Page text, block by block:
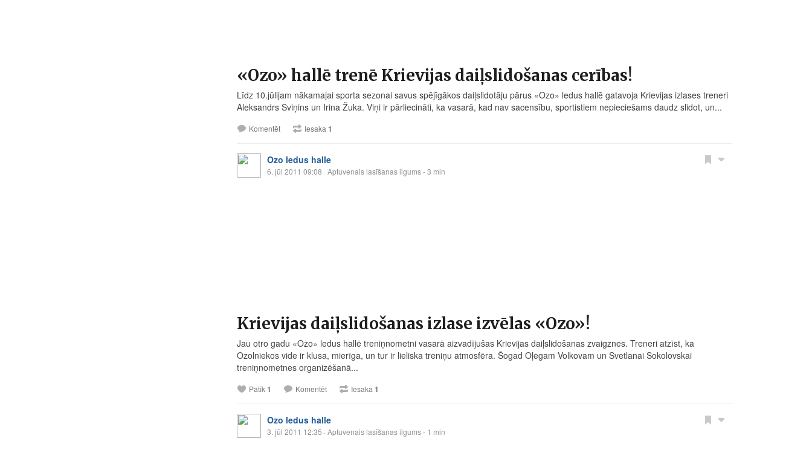
«Ozo» hallē trenē Krievijas daiļslidošanas cerības!
Līdz 10.jūlijam nākamajai sporta sezonai savus spējīgākos daiļslidotāju pārus «Ozo» ledus hallē gatavoja Krievijas izlases treneri
Aleksandrs Sviņins un Irina Žuka. Viņi ir pārliecināti, ka vasarā, kad nav sacensību, sportistiem nepieciešams daudz slidot, un...
Komentēt Iesaka 1
Ozo ledus halle
6. jūl 2011 09:08 · Aptuvenais lasīšanas ilgums - 3 min
Krievijas daiļslidošanas izlase izvēlas «Ozo»!
Jau otro gadu «Ozo» ledus hallē treniņnometni vasarā aizvadījušas Krievijas daiļslidošanas zvaigznes. Treneri atzīst, ka
Ozolniekos vide ir klusa, mierīga, un tur ir lieliska treniņu atmosfēra. Šogad Oļegam Volkovam un Svetlanai Sokolovskai
treniņnometnes organizēšanā...
Patīk1 Komentēt Iesaka 1
Ozo ledus halle
3. jūl 2011 12:35 · Aptuvenais lasīšanas ilgums - 1 min